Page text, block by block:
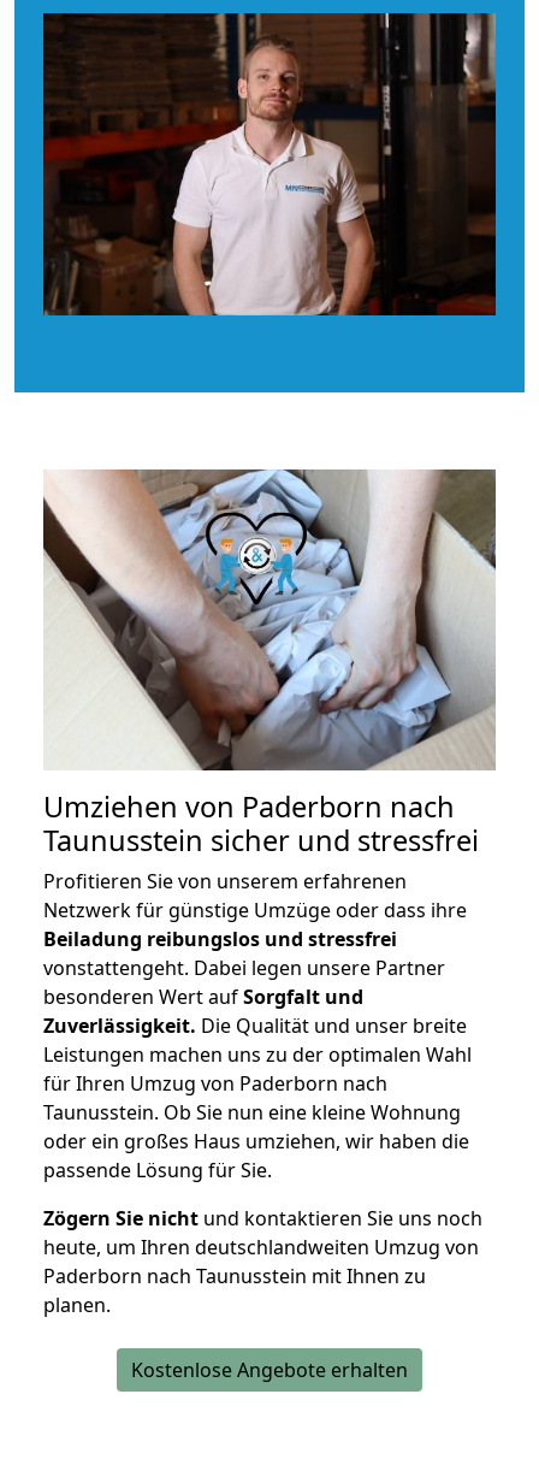
Umziehen von Paderborn nach
Taunusstein sicher und stressfrei
Profitieren Sie von unserem erfahrenen
Netzwerk für günstige Umzüge oder dass ihre
Beiladung reibungslos und stressfrei
vonstattengeht. Dabei legen unsere Partner
besonderen Wert aufSorgfalt und
Zuverlässigkeit. Die Qualität und unser breite
Leistungen machen uns zu der optimalen Wahl
für Ihren Umzug von Paderborn nach
Taunusstein. Ob Sie nun eine kleine Wohnung
oder ein großes Haus umziehen, wir haben die
passende Lösung für Sie.
Zögern Sie nicht und kontaktieren Sie uns noch
heute, um Ihren deutschlandweiten Umzug von
Paderborn nach Taunusstein mit Ihnen zu
planen.
Kostenlose Angebote erhalten